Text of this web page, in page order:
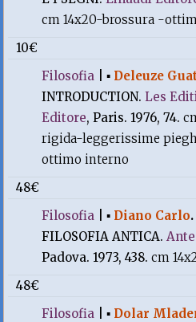
cm 14x20-brossura -
10€
Filosofia |▪ Deleuze
INTRODUCTION.Les
Editore, Paris. 1976, 74.
rigida-leggerissime
ottimo interno
48€
Filosofia |▪ Diano Carlo.
FILOSOFIA ANTICA.
Padova. 1973, 438.cm
48€
Filosofia |▪ Dolar